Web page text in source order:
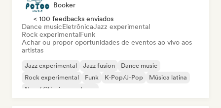
Booker
< 100 feedbacks enviados
Dance musicEletrônicaJazz experimental
Rock experimentalFunk
Achar ou propor oportunidades de eventos ao vivo aos
artistas
Jazz experimental Jazz fusion
Dance music
Rock experimental
Funk K-Pop/J-Pop
Música latina
Neo / Clássico moderno